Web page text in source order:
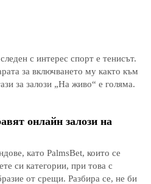
с интерес спорт е тенисът.
за включването му както към
за залози „На живо“ е голяма.
онлайн залози на
като PalmsBet, които се
си категории, при това с
от срещи. Разбира се, не би